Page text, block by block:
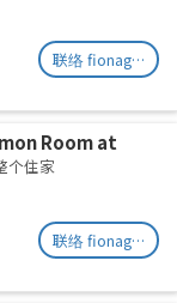
Sept 2
联络 fionag@transinex.com.sg
Room at
个住家
联络 fionag@transinex.com.sg